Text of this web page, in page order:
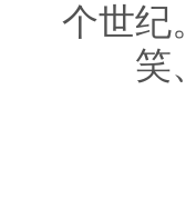
个世纪。
笑、